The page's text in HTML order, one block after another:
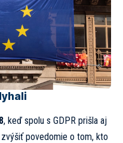
, keď spolu s GDPR prišla aj
povedomie o tom, kto